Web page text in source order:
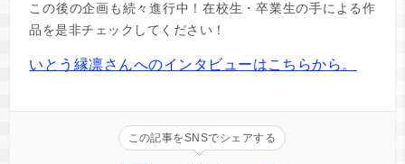
この後の企画も続々進行中！在校生・卒業生の手による作
品を是非チェックしてください！
いとう縁凛さんへのインタビューはこちらから。
この記事をSNSでシェアする